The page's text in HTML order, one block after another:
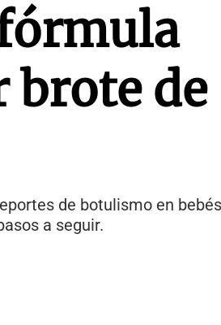
de
de botulismo en
a seguir.